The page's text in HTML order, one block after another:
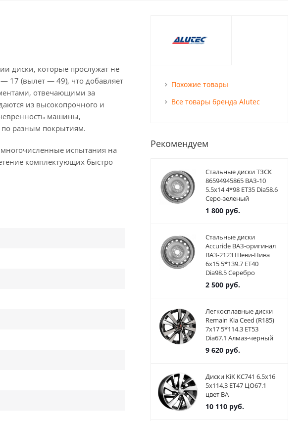
диски, которые прослужат не
17 (вылет — 49), что добавляет
отвечающими за
из высокопрочного и
машины,
по разным покрытиям.
испытания на
комплектующих быстро
Похожие товары
Все товары бренда Alutec
Рекомендуем
Стальные диски ТЗСК
86594945865 ВАЗ-10
5.5x14 4*98 ET35 Dia58.6
Серо-зеленый
1 800руб.
Стальные диски
Accuride ВАЗ-оригинал
ВАЗ-2123 Шеви-Нива
6x15 5*139.7 ET40
Dia98.5 Серебро
2 500руб.
Легкосплавные диски
Remain Kia Ceed (R185)
7x17 5*114.3 ET53
Dia67.1 Алмаз-черный
9 620руб.
Диски KiK КС741 6.5x16
5x114,3 ET47 ЦО67.1
цвет BA
10 110руб.